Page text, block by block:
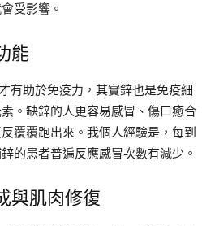
受影響。
能
有助於免疫力，其實鋅也是免疫細
。缺鋅的人更容易感冒、傷口癒合
覆覆跑出來。我個人經驗是，每到
的患者普遍反應感冒次數有減少。
與肌肉修復